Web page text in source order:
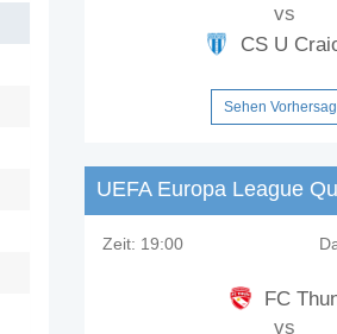
vs
CS U
Sehen
UEFA Europa League
Zeit: 19:00
FC
vs